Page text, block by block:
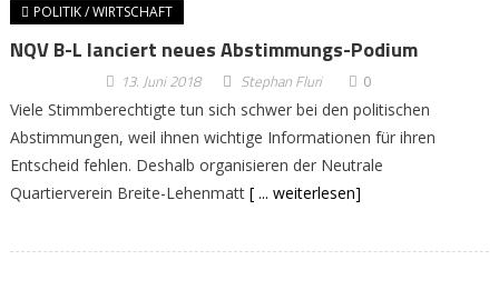
POLITIK / WIRTSCHAFT
NQV B-L lanciert neues Abstimmungs-Podium
13. Juni 2018 Stephan Fluri 0
Viele Stimmberechtigte tun sich schwer bei den politischen
Abstimmungen, weil ihnen wichtige Informationen für ihren
Entscheid fehlen. Deshalb organisieren der Neutrale
Quartierverein Breite-Lehenmatt [ ... weiterlesen]